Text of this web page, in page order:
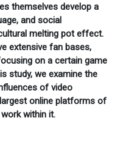
themselves develop a
and social
melting pot effect.
extensive fan bases,
on a certain game
study, we examine the
of video
online platforms of
within it.